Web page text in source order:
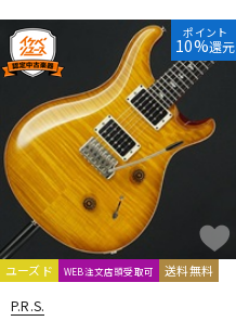
ポイント
10%還元
ユーズド WEB注文店頭受取可 送料無料
P.R.S.